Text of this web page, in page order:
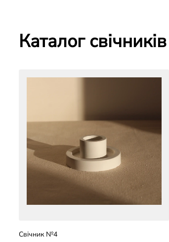
Каталог свічників
Свічник №4